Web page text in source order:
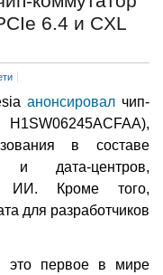
6.4 и CXL
анонсировалчип-
в составе
и дата-центров,
ИИ. Кроме того,
для разработчиков
это первое в мире